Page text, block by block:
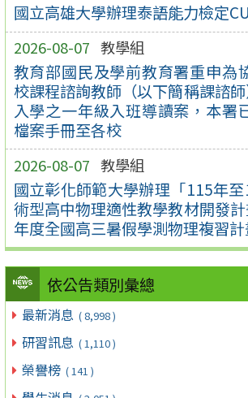
國立高雄大學辦理泰語能力檢定
2026-08-07 教學組
教育部國民及學前教育署重申為
校課程諮詢教師（以下簡稱課諮
入學之一年級入班導讀案，本署
檔案手冊至各校
2026-08-07 教學組
國立彰化師範大學辦理「115年
術型高中物理適性教學教材開發
年度全國高三暑假學測物理複習計
依公告類別彙總
最新消息 ( 8,998 )
研習訊息 ( 1,110 )
榮譽榜 ( 141 )